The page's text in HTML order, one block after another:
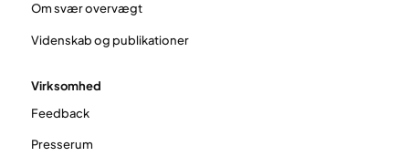
Om svær overvægt
Videnskab og publikationer
Virksomhed
Feedback
Presserum